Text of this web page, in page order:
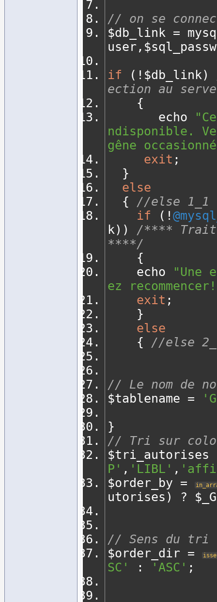
// on se
$db_link =
user ,
if
(! $db_link)
ection au
{
       echo
ndisponible.
gêne
exit ;
}
else
{
//else 1_1
if
(!
k))
/****
****/
{
		echo
"Une
ez
exit ;
}
else
{
//else
// Le nom de
$tablename =
}
// Tri sur
$tri_autorises
P' , 'LIBL' ,
$order_by =
utorises ) ?
// Sens du tri
$order_dir =
SC' : 'ASC' ;